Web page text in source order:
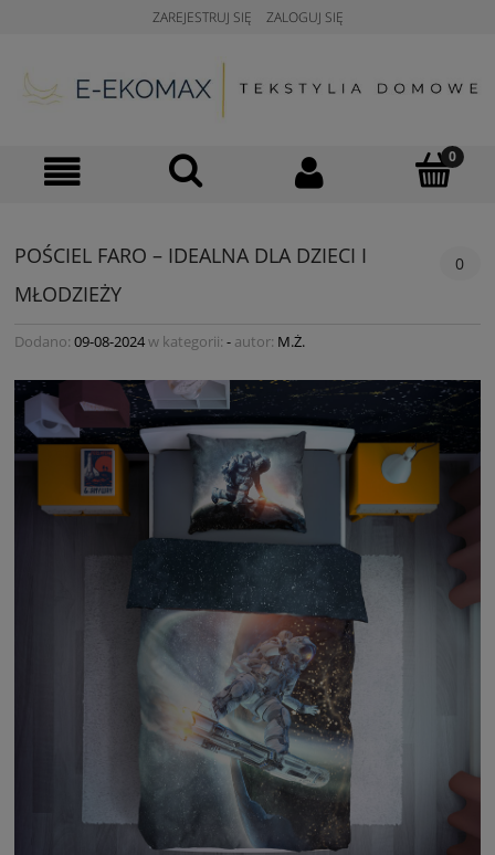
ZAREJESTRUJ SIĘ ZALOGUJ SIĘ
POŚCIEL FARO – IDEALNA DLA DZIECI I
MŁODZIEŻY
0
Dodano: 09-08-2024w kategorii: - autor: M.Ż.